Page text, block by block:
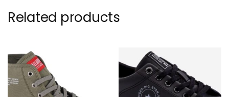
Related products